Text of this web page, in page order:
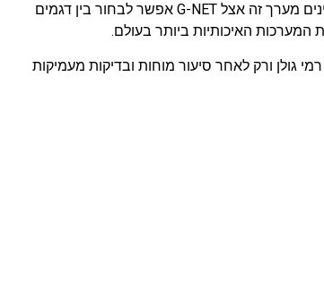
העלויות של התקנת מצלמות אבטחה בהרצליה הן משמעותיות כיוון שמדובר במערכות חדשניות אשר פועלות בטכנולוגיות מתקדמות. עם זאת כאשר מזמינים מערך זה אצל G-NET אפשר לבחור בין דגמים
האיכותיות ביותר בעולם.
גולן ורק לאחר סיעור מוחות ובדיקות מעמיקות